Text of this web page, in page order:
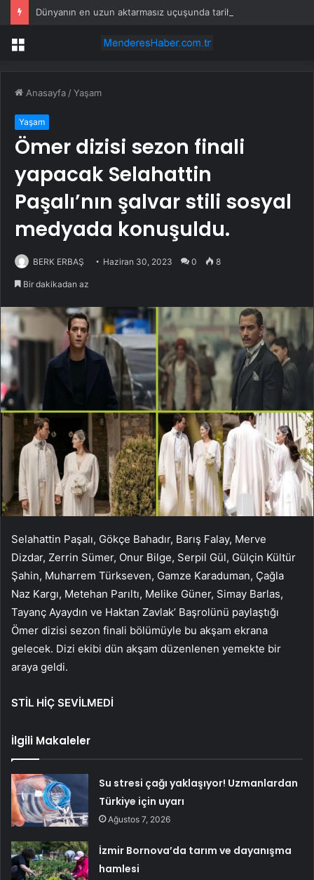
Menü
Anasayfa /Yaşam
Yaşam
Ömer dizisi sezon finali
yapacak Selahattin
Paşalı’nın şalvar stili sosyal
medyada konuşuldu.
BERK ERBAŞ Haziran 30, 2023 0 8
Bir dakikadan az
Selahattin Paşalı, Gökçe Bahadır, Barış Falay, Merve
Dizdar, Zerrin Sümer, Onur Bilge, Serpil Gül, Gülçin Kültür
Şahin, Muharrem Türkseven, Gamze Karaduman, Çağla
Naz Kargı, Metehan Parıltı, Melike Güner, Simay Barlas,
Tayanç Ayaydın ve Haktan Zavlak’ Başrolünü paylaştığı
Ömer dizisi sezon finali bölümüyle bu akşam ekrana
gelecek. Dizi ekibi dün akşam düzenlenen yemekte bir
araya geldi.
STİL HİÇ SEVİLMEDİ
İlgili Makaleler
Su stresi çağı yaklaşıyor! Uzmanlardan
Türkiye için uyarı
Ağustos 7, 2026
İzmir Bornova’da tarım ve dayanışma
hamlesi